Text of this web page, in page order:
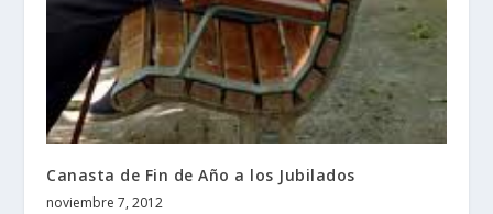
Canasta de Fin de Año a los Jubilados
noviembre 7, 2012